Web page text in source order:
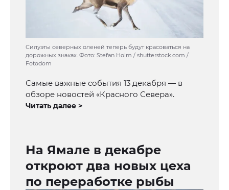
Силуэты северных оленей теперь будут красоваться на
дорожных знаках. Фото: Stefan Holm / shutterstock.com /
Fotodom
Самые важные события 13 декабря — в
обзоре новостей «Красного Севера».
Читать далее >
На Ямале в декабре
откроют два новых цеха
по переработке рыбы